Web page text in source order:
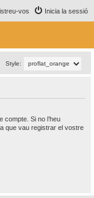
Inicia la sessió
vos
Style:
e
acompte. Si no l’heu
que vau registrar el vostre